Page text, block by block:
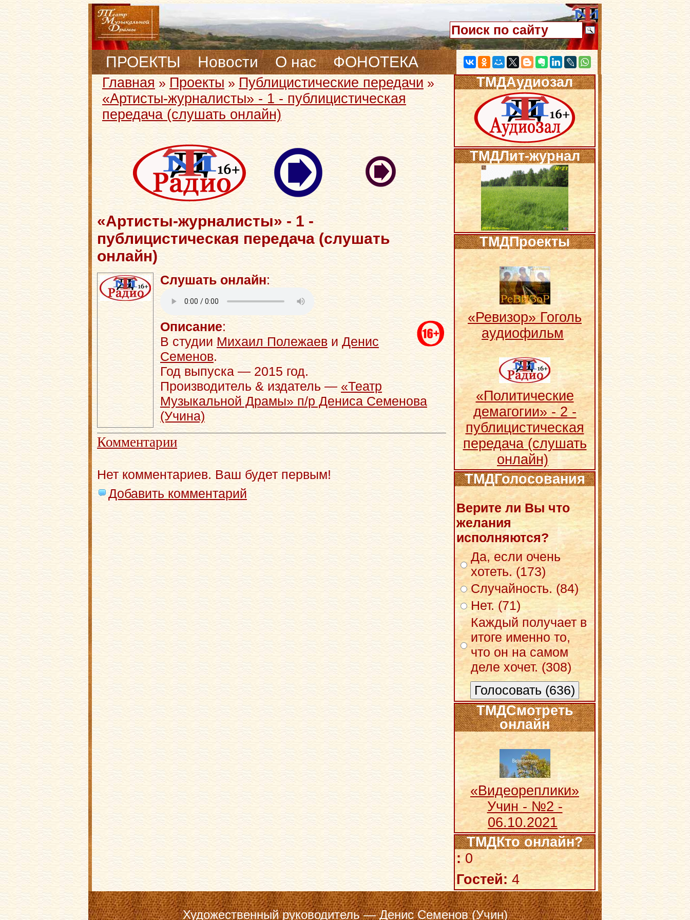
ПРОЕКТЫ Новости О нас ФОНОТЕКА
Главная» Проекты » Публицистические передачи »
«Артисты-журналисты» - 1 - публицистическая
передача (слушать онлайн)
«Артисты-журналисты» - 1 -
публицистическая передача (слушать
онлайн)
Слушать онлайн:
Описание:
В студии Михаил Полежаеви Денис
Семенов.
Год выпуска — 2015 год.
Производитель & издатель — «Театр
Музыкальной Драмы» п/р Дениса Семенова
(Учина)
Комментарии
Нет комментариев. Ваш будет первым!
Добавить комментарий
ТМДАудиозал
ТМДЛит-журнал
ТМДПроекты
«Ревизор» Гоголь
аудиофильм
«Политические
демагогии» - 2 -
публицистическая
передача (слушать
онлайн)
ТМДГолосования
Верите ли Вы что
желания
исполняются?
Да, если очень
хотеть. (173)
Случайность. (84)
Нет. (71)
Каждый получает в
итоге именно то,
что он на самом
деле хочет. (308)
ТМДСмотреть
онлайн
«Видеореплики»
Учин - №2 -
06.10.2021
ТМДКто онлайн?
:0
Гостей: 4
Художественный руководитель — Денис Семенов (Учин)